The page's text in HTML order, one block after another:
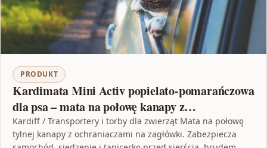
PRODUKT
Kardimata Mini Activ popielato-pomarańczowa
dla psa – mata na połowę kanapy z
ochraniaczami na zagłówki – popielato-
pomarańczowy
Kardiff / Transportery i torby dla zwierząt Mata na połowę
tylnej kanapy z ochraniaczami na zagłówki. Zabezpiecza